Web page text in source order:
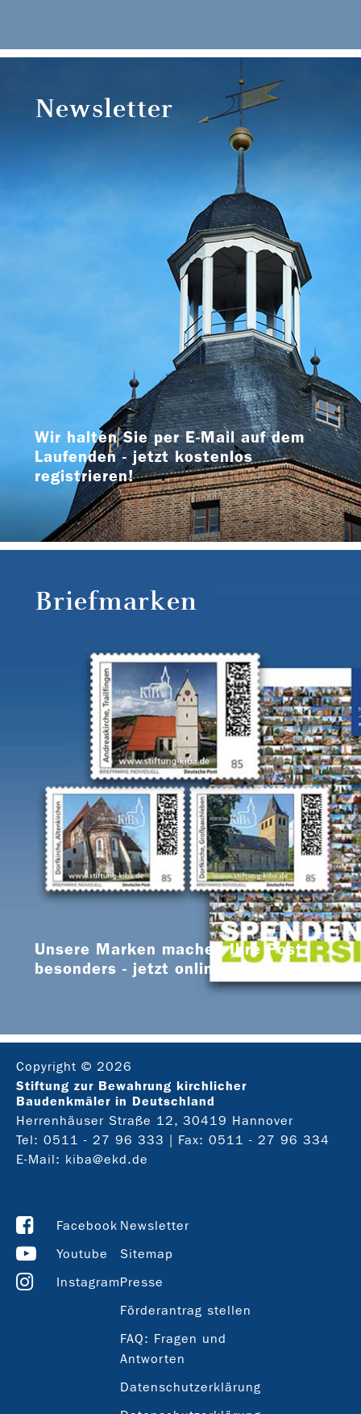
Newsletter
Wir halten Sie per E-Mail auf dem
Laufenden - jetzt kostenlos
registrieren!
Briefmarken
Unsere Marken machen Ihre Post
besonders - jetzt online bestellen
Copyright © 2026
Stiftung zur Bewahrung kirchlicher
Baudenkmäler in Deutschland
Herrenhäuser Straße 12, 30419 Hannover
Tel: 0511 - 27 96 333
| Fax: 0511 - 27 96 334
E-Mail: kiba@ekd.de
Facebook
Youtube
Instagram
Newsletter
Sitemap
Presse
Förderantrag stellen
FAQ: Fragen und
Antworten
Datenschutzerklärung